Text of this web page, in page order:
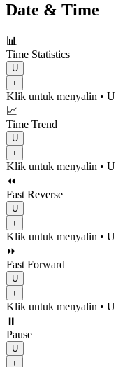
Date & Time
📊
Time Statistics
U
+
Klik untuk menyalin • U
📈
Time Trend
U
+
Klik untuk menyalin • U
⏪
Fast Reverse
U
+
Klik untuk menyalin • U
⏩
Fast Forward
U
+
Klik untuk menyalin • U
⏸️
Pause
U
+